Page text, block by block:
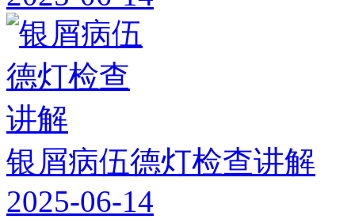
银屑病伍德灯检查讲解
2025-06-14